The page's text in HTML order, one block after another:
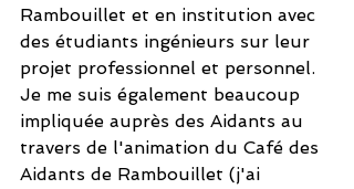
Rambouillet et en institution avec
des étudiants ingénieurs sur leur
projet professionnel et personnel.
Je me suis également beaucoup
impliquée auprès des Aidants au
travers de l'animation du Café des
Aidants de Rambouillet (j'ai